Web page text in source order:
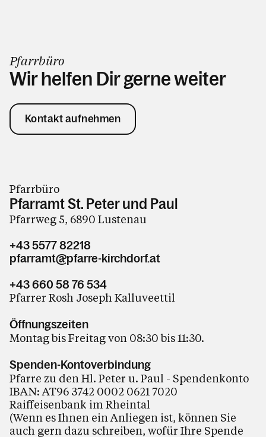
Pfarrbüro
Wir helfen Dir gerne weiter
Kontakt aufnehmen
Pfarrbüro
Pfarramt St. Peter und Paul
Pfarrweg 5, 6890 Lustenau
+43 5577 82218
pfarramt@pfarre-kirchdorf.at
+43 660 58 76 534
Pfarrer Rosh Joseph Kalluveettil
Öffnungszeiten
Montag bis Freitag von 08:30 bis 11:30.
Spenden-Kontoverbindung
Pfarre zu den Hl. Peter u. Paul - Spendenkonto
IBAN: AT96 3742 0002 0621 7020
Raiffeisenbank im Rheintal
(Wenn es Ihnen ein Anliegen ist, können Sie
auch gern dazu schreiben, wofür Ihre Spende